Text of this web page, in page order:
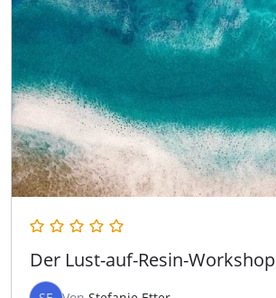
Der Lust-auf-Resin-Workshop